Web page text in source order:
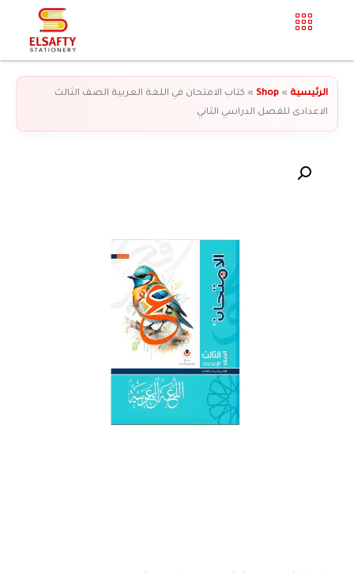
الرئيسية »
Shop
» كتاب الامتحان في اللغة العربية الصف الثالث
الاعدادى للفصل الدراسي الثاني